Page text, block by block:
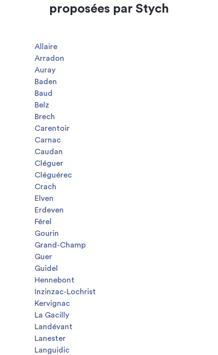
proposées par Stych
Allaire
Arradon
Auray
Baden
Baud
Belz
Brech
Carentoir
Carnac
Caudan
Cléguer
Cléguérec
Crach
Elven
Erdeven
Férel
Gourin
Grand-Champ
Guer
Guidel
Hennebont
Inzinzac-Lochrist
Kervignac
La Gacilly
Landévant
Lanester
Languidic